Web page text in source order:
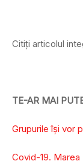
Citiți articolul
TE-AR MAI
Grupurile îşi vor
Covid-19. Marea